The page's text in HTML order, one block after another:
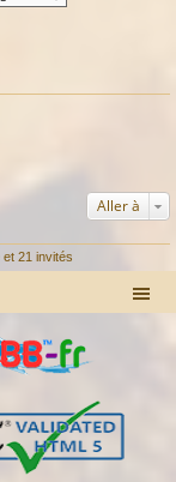
Aller à
21 invités